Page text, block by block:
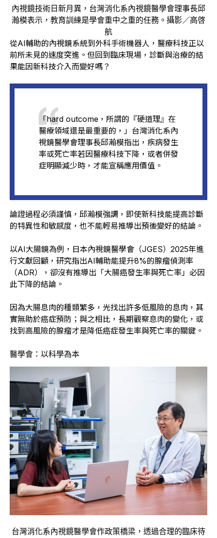
內視鏡技術日新月異，台灣消化系內視鏡醫學會理事長邱
瀚模表示，教育訓練是學會重中之重的任務。攝影／高啓
航
從AI輔助的內視鏡系統到外科手術機器人，醫療科技正以
前所未見的速度突進。但回到臨床現場，診斷與治療的結
果能因新科技介入而變好嗎？
「hard outcome，所謂的『硬道理』在
醫療領域還是最重要的，」台灣消化系內
視鏡醫學會理事長邱瀚模指出，疾病發生
率或死亡率若因醫療科技下降，或者併發
症明顯減少時，才能宣稱應用價值。
論證過程必須謹慎，邱瀚模強調，即使新科技能提高診斷
的特異性和敏感度，也不能輕易推導出預後變好的結論。
以AI大腸鏡為例，日本內視鏡醫學會（JGES）2025年進
行文獻回顧，研究指出AI輔助能提升8%的腺瘤偵測率
（ADR），卻沒有推導出「大腸癌發生率與死亡率」必因
此下降的結論。
因為大腸息肉的種類繁多，光找出許多低風險的息肉，其
實無助於癌症預防；與之相比，長期觀察息肉的變化，或
找到高風險的腺瘤才是降低癌症發生率與死亡率的關鍵。
醫學會：以科學為本
台灣消化系內視鏡醫學會作政策橋梁，透過合理的臨床待